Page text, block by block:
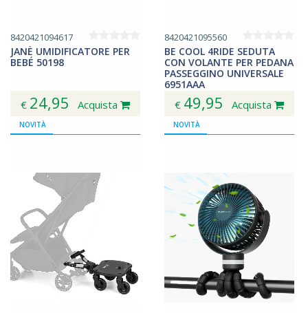
8420421094617
JANÈ UMIDIFICATORE PER
BEBÉ 50198
€ 24,95 Acquista
8420421095560
BE COOL 4RIDE SEDUTA
CON VOLANTE PER PEDANA
PASSEGGINO UNIVERSALE
6951AAA
€ 49,95 Acquista
NOVITÀ NOVITÀ